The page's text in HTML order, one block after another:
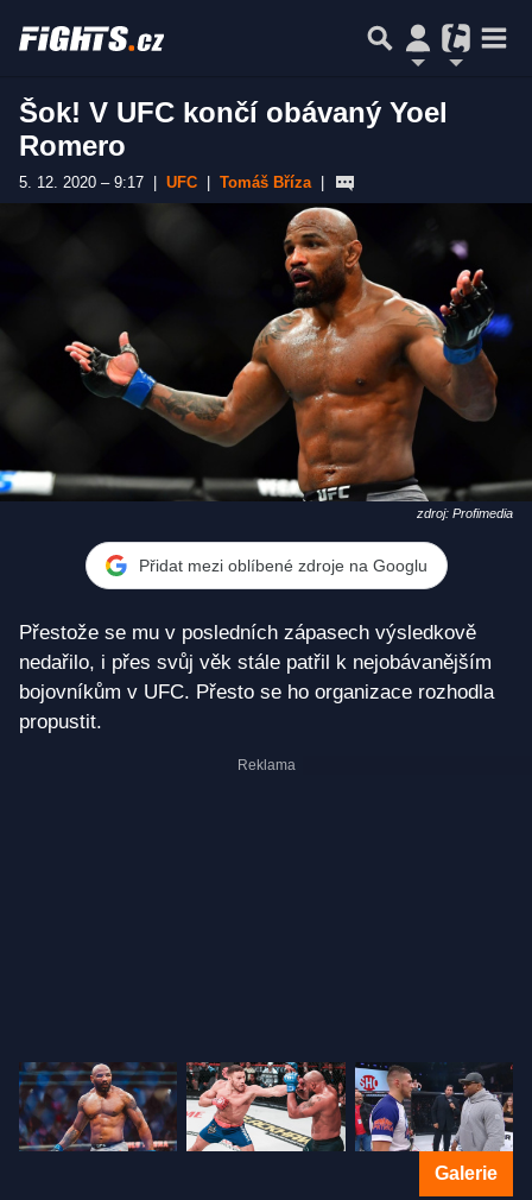
Šok! V UFC končí obávaný Yoel
Romero
5. 12. 2020 – 9:17 UFC Tomáš Bříza
zdroj: Profimedia
Přidat mezi oblíbené zdroje na Googlu
Přestože se mu v posledních zápasech výsledkově
nedařilo, i přes svůj věk stále patřil k nejobávanějším
bojovníkům v UFC. Přesto se ho organizace rozhodla
propustit.
Galerie